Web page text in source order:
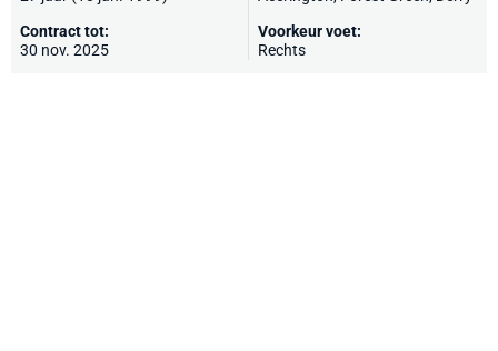
Contract tot:
30 nov. 2025
Voorkeur voet:
Rechts